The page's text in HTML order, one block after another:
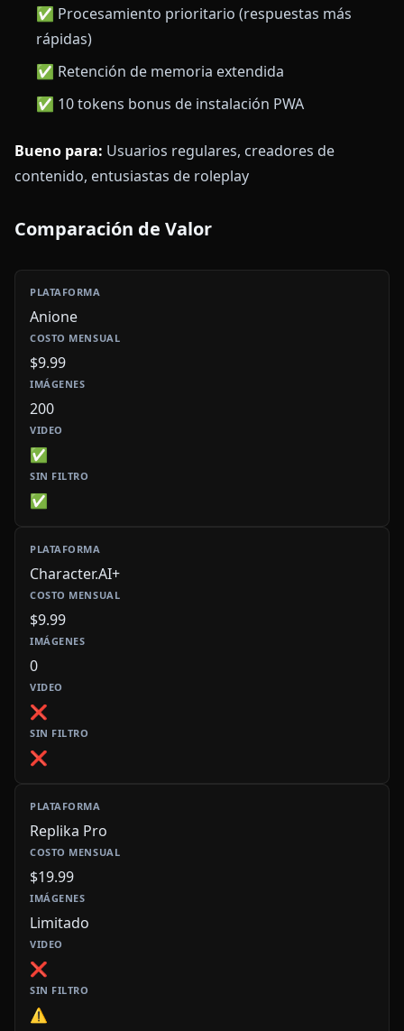
✅ Procesamiento prioritario (respuestas más
rápidas)
✅ Retención de memoria extendida
✅ 10 tokens bonus de instalación PWA
Bueno para: Usuarios regulares, creadores de
contenido, entusiastas de roleplay
Comparación de Valor
Anione
$9.99
200
✅
✅
Character.AI+
$9.99
0
❌
❌
Replika Pro
$19.99
Limitado
❌
⚠️